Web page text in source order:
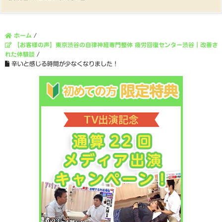
ホーム /
【お客様の声】東京渋谷の自律神経専門整体 疲労回復センター渋谷｜改善さ
れた体験談 /
辛いと感じる時間が少なくなりました！